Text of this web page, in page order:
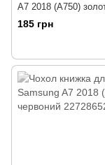
A7 2018 (A750)
185 грн